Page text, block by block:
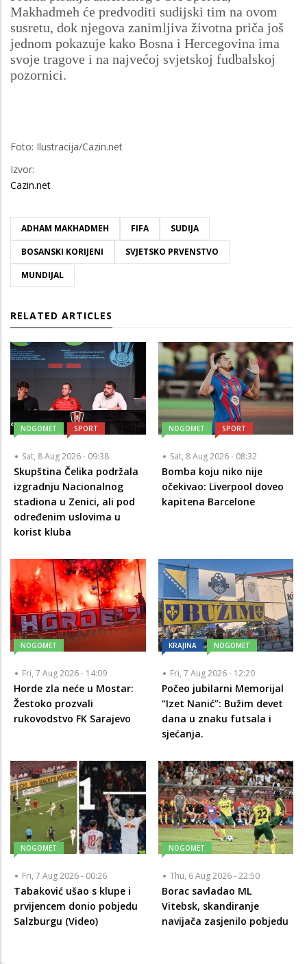
Makhadmeh će predvoditi sudijski tim na ovom
susretu, dok njegova zanimljiva životna priča još
jednom pokazuje kako Bosna i Hercegovina ima
svoje tragove i na najvećoj svjetskoj fudbalskoj
pozornici.
Foto: Ilustracija/Cazin.net
Izvor:
Cazin.net
ADHAM MAKHADMEH FIFA
SUDIJA
BOSANSKI KORIJENI
SVJETSKO PRVENSTVO
MUNDIJAL
RELATED ARTICLES
NOGOMET SPORT
Sat, 8 Aug 2026 - 09:38
Skupština Čelika podržala
izgradnju Nacionalnog
stadiona u Zenici, ali pod
određenim uslovima u
korist kluba
NOGOMET SPORT
Sat, 8 Aug 2026 - 08:32
Bomba koju niko nije
očekivao: Liverpool doveo
kapitena Barcelone
NOGOMET
Fri, 7 Aug 2026 - 14:09
Horde zla neće u Mostar:
Žestoko prozvali
rukovodstvo FK Sarajevo
KRAJINA NOGOMET
Fri, 7 Aug 2026 - 12:20
Počeo jubilarni Memorijal
“Izet Nanić”: Bužim devet
dana u znaku futsala i
sjećanja.
NOGOMET
Fri, 7 Aug 2026 - 00:26
Tabaković ušao s klupe i
prvijencem donio pobjedu
Salzburgu (Video)
NOGOMET
Thu, 6 Aug 2026 - 22:50
Borac savladao ML
Vitebsk, skandiranje
navijača zasjenilo pobjedu